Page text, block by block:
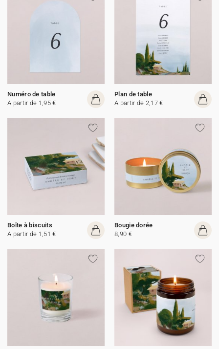
Numéro de table
A partir de 1,95 €
Plan de table
A partir de 2,17 €
Boîte à biscuits
A partir de 1,51 €
Bougie dorée
8,90 €